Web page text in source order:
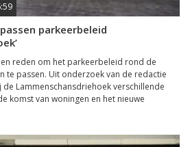
parkeerbeleid
reden om het parkeerbeleid rond de
te passen. Uit onderzoek van de redactie
Lammenschansdriehoek verschillende
komst van woningen en het nieuwe